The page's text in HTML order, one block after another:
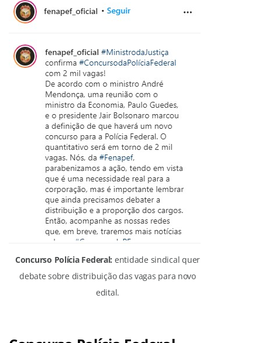
Concurso Polícia Federal: entidade sindical quer
debate sobre distribuição das vagas para novo
edital.